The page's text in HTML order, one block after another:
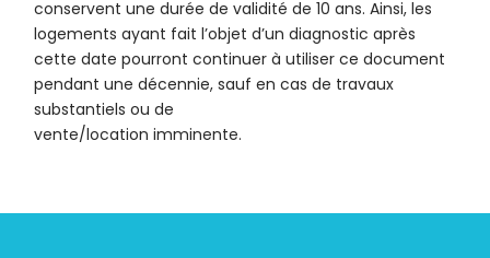
conservent une durée de validité de 10 ans. Ainsi, les
logements ayant fait l’objet d’un diagnostic après
cette date pourront continuer à utiliser ce document
pendant une décennie, sauf en cas de travaux
substantiels ou de
vente/location imminente.